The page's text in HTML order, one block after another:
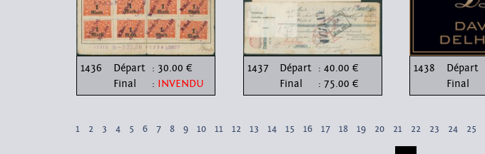
1436 Départ : 30.00 €
Final
: INVENDU
1437 Départ : 40.00 €
Final
: 75.00 €
1438 Départ
Final
1 2 3 4 5 6 7 8 9 10 11 12 13 14 15 16 17 18 19 20 21 22 23 24 25